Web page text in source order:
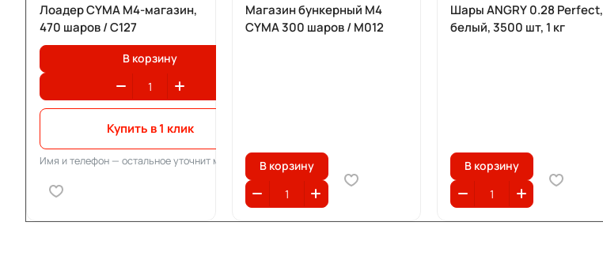
Лоадер CYMA M4-магазин,
470 шаров / C127
В корзину
Купить в 1 клик
Имя и телефон — остальное уточнит менеджер
Магазин бункерный M4
CYMA 300 шаров / М012
В корзину
Шары ANGRY 0.28 Perfect,
белый, 3500 шт, 1 кг
В корзину